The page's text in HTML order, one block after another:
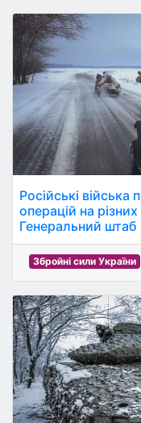
Російські
операцій на
Генеральний
Збройні сили України